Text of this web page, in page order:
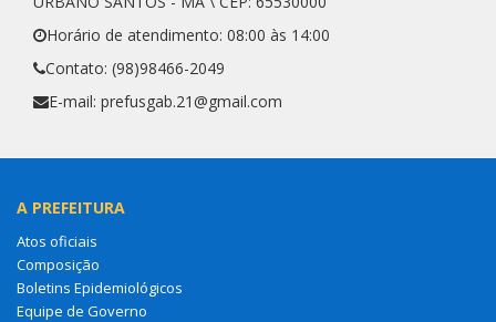
Horário de atendimento: 08:00 às 14:00
Contato: (98)98466-2049
E-mail: prefusgab.21@gmail.com
A PREFEITURA
Atos oficiais
Composição
Boletins Epidemiológicos
Equipe de Governo